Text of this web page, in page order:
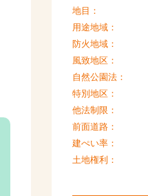
地目：
用途地域：
防火地域：
風致地区：
自然公園法：
特別地区：
他法制限：
前面道路：
建ぺい率：
土地権利：